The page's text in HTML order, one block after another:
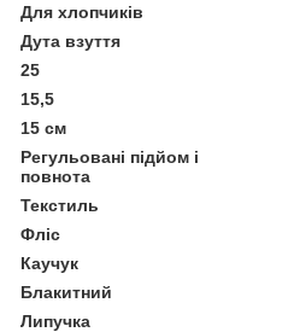
Для хлопчиків
Дута взуття
25
15,5
15 см
Регульовані підйом і
повнота
Текстиль
Фліс
Каучук
Блакитний
Липучка